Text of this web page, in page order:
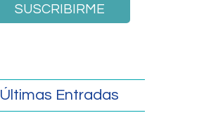
Últimas Entradas